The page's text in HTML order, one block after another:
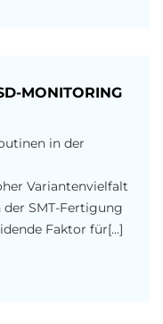
MONITORING
in der
Variantenvielfalt
SMT-Fertigung
Faktor für[...]